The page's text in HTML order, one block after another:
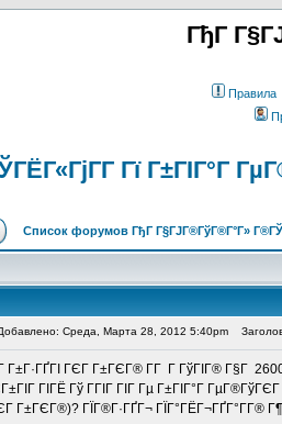
ГђГ
Правила
Гї Г±ГІГ°Г
Список форумов ГђГ Г§ГЈГ®ГўГ®Г°Г»
Среда, Марта 28, 2012 5:40pm
Г±Г·ГҐГІ ГЄГ Г±ГЄГ® Г­Г Г ГўГІГ® Г§Г
ГІГЁ Гў ГГІГ ГІГ Гµ Г±ГІГ°Г
Г±ГЄГ®)? ГЇГ®Г·ГҐГ¬ ГЇГ°ГЁГ¬ГҐГ°Г­Г®